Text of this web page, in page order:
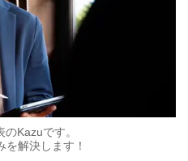
Kazuです。
を解決します！​